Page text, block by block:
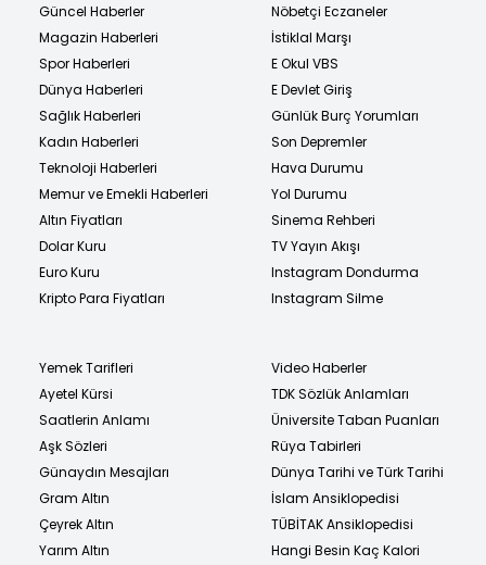
Güncel Haberler
Magazin Haberleri
Spor Haberleri
Dünya Haberleri
Sağlık Haberleri
Kadın Haberleri
Teknoloji Haberleri
Memur ve Emekli Haberleri
Altın Fiyatları
Dolar Kuru
Euro Kuru
Kripto Para Fiyatları
Nöbetçi Eczaneler
İstiklal Marşı
E Okul VBS
E Devlet Giriş
Günlük Burç Yorumları
Son Depremler
Hava Durumu
Yol Durumu
Sinema Rehberi
TV Yayın Akışı
Instagram Dondurma
Instagram Silme
Yemek Tarifleri
Ayetel Kürsi
Saatlerin Anlamı
Aşk Sözleri
Günaydın Mesajları
Gram Altın
Çeyrek Altın
Yarım Altın
Video Haberler
TDK Sözlük Anlamları
Üniversite Taban Puanları
Rüya Tabirleri
Dünya Tarihi ve Türk Tarihi
İslam Ansiklopedisi
TÜBİTAK Ansiklopedisi
Hangi Besin Kaç Kalori